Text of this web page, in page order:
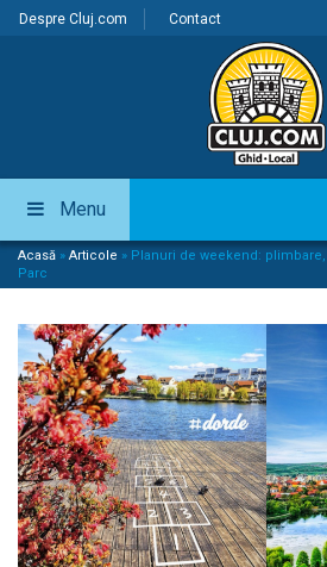
Despre Cluj.com Contact
Menu
Acasă » Articole » Planuri de weekend:
Parc